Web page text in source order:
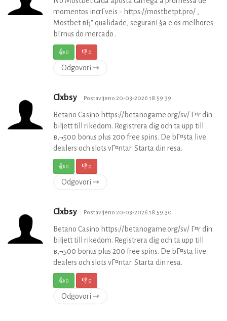
momentos incrГ­veis - https://mostbetpt.pro/ ,
Mostbet вЂ“ qualidade, seguranГ§a e os melhores
bГґnus do mercado .
👍0 👎0
Odgovori ⇾
Clxbsy Postavljeno 20-03-2026 18:59:39
Betano Casino https://betanogame.org/sv/ Г¤r din
biljett till rikedom. Registrera dig och ta upp till
в‚¬500 bonus plus 200 free spins. De bГ¤sta live
dealers och slots vГ¤ntar. Starta din resa.
👍0 👎0
Odgovori ⇾
Clxbsy Postavljeno 20-03-2026 18:59:30
Betano Casino https://betanogame.org/sv/ Г¤r din
biljett till rikedom. Registrera dig och ta upp till
в‚¬500 bonus plus 200 free spins. De bГ¤sta live
dealers och slots vГ¤ntar. Starta din resa.
👍0 👎0
Odgovori ⇾